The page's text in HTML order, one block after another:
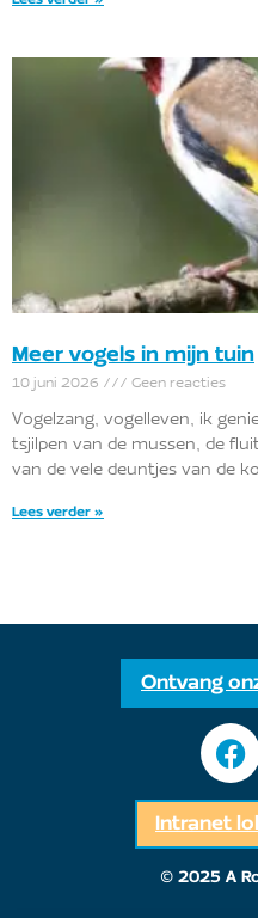
Meer vogels in mijn tuin
10 juni 2026 Geen reacties
Vogelzang, vogelleven, ik
tsjilpen van de mussen, de
van de vele deuntjes van de
Lees verder »
Ontvang
Intranet
© 2025 A